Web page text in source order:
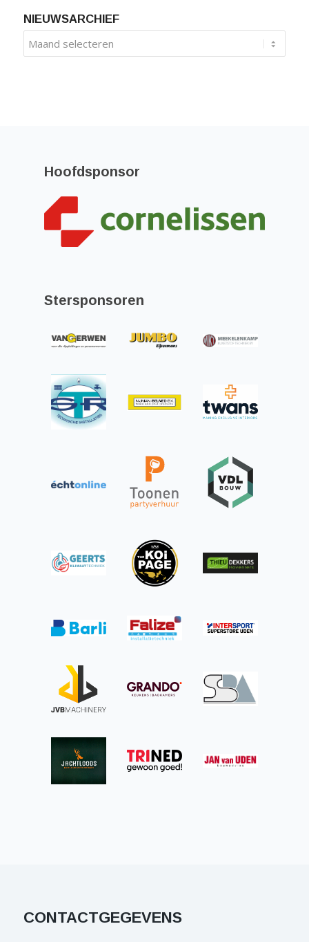
NIEUWSARCHIEF
Hoofdsponsor
Stersponsoren
CONTACTGEGEVENS